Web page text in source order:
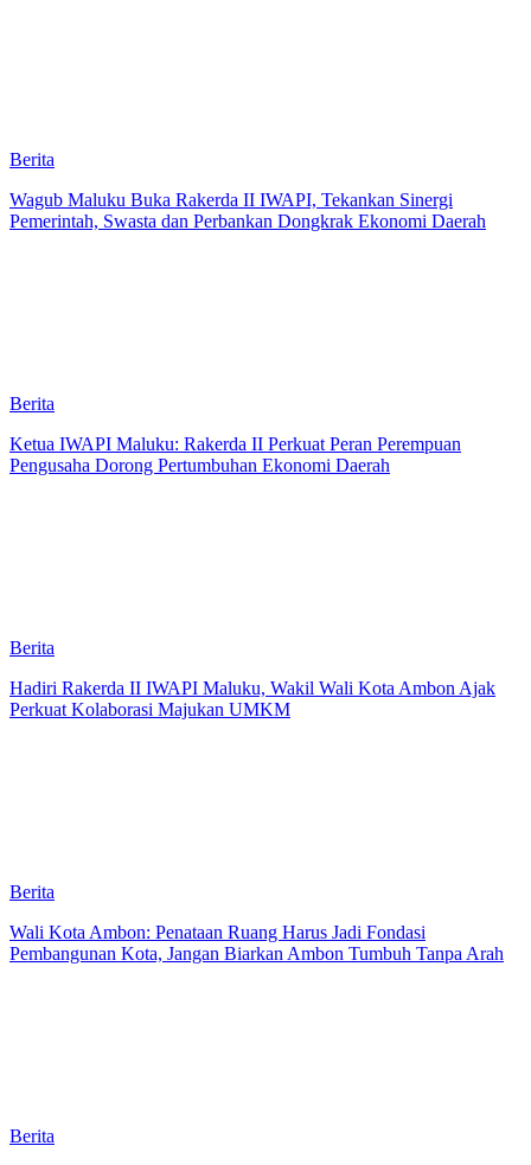
Berita
Wagub Maluku Buka Rakerda II IWAPI, Tekankan Sinergi
Pemerintah, Swasta dan Perbankan Dongkrak Ekonomi Daerah
Berita
Ketua IWAPI Maluku: Rakerda II Perkuat Peran Perempuan
Pengusaha Dorong Pertumbuhan Ekonomi Daerah
Berita
Hadiri Rakerda II IWAPI Maluku, Wakil Wali Kota Ambon Ajak
Perkuat Kolaborasi Majukan UMKM
Berita
Wali Kota Ambon: Penataan Ruang Harus Jadi Fondasi
Pembangunan Kota, Jangan Biarkan Ambon Tumbuh Tanpa Arah
Berita